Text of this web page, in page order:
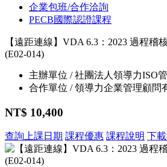
企業包班/合作洽詢
PECB國際認證課程
【遠距連線】VDA 6.3：2023 過程稽
(E02-014)
主辦單位 / 社團法人領導力ISO
合作單位 / 領導力企業管理顧問
NT$ 10,400
查詢上課日期 課程優惠 課程說明 下